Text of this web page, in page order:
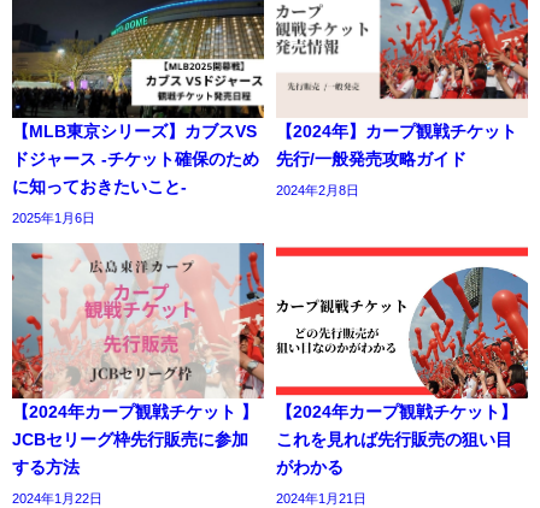
【MLB東京シリーズ】カブスVS
ドジャース -チケット確保のため
に知っておきたいこと-
2025年1月6日
【2024年】カープ観戦チケット
先行/一般発売攻略ガイド
2024年2月8日
【2024年カープ観戦チケット 】
JCBセリーグ枠先行販売に参加
する方法
2024年1月22日
【2024年カープ観戦チケット】
これを見れば先行販売の狙い目
がわかる
2024年1月21日